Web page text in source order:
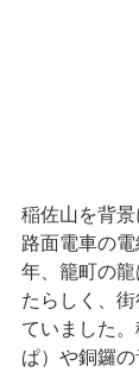
稲佐山を背景
路面電車の
年、籠町の
たらしく、
ていました
ぱ）や銅鑼